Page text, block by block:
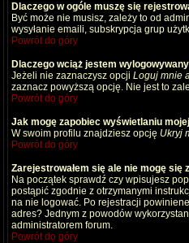
Dlaczego w ogóle muszę się
Być może nie musisz, zależy to od
wysyłanie emaili, subskrypcja grup
Powrót do góry
Dlaczego wciąż jestem
Jeżeli nie zaznaczysz opcji Loguj mnie
zaznacz powyższą opcję. Nie jest to
Powrót do góry
Jak mogę zapobiec wyświetlaniu
W swoim profilu znajdziesz opcję Ukryj
Powrót do góry
Zarejestrowałem się ale nie mogę się
Na początek sprawdź czy wpisujesz
postąpić zgodnie z otrzymanymi
na nie logować. Po rejestracji
adres? Jednym z powodów
administratorem forum.
Powrót do góry